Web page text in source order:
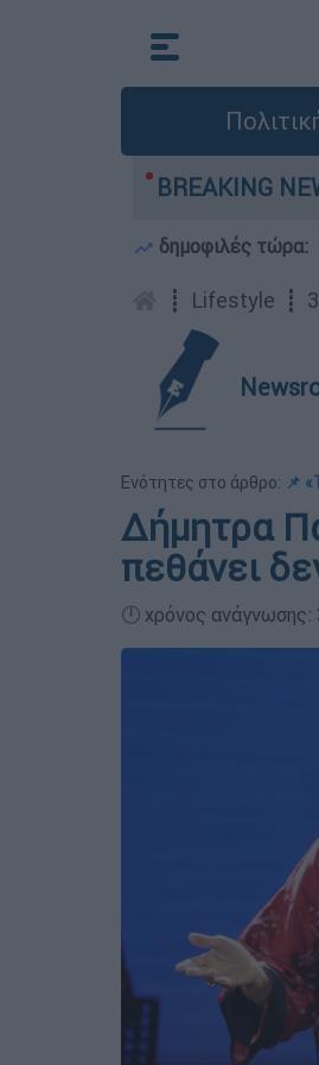
BREAKING
-
δημοφιλές τώρα:
┋ Lifestyle ┋
Ενότητες στο άρθρο: 📌
Δήμητρα
πεθάνει
🕛 χρόνος